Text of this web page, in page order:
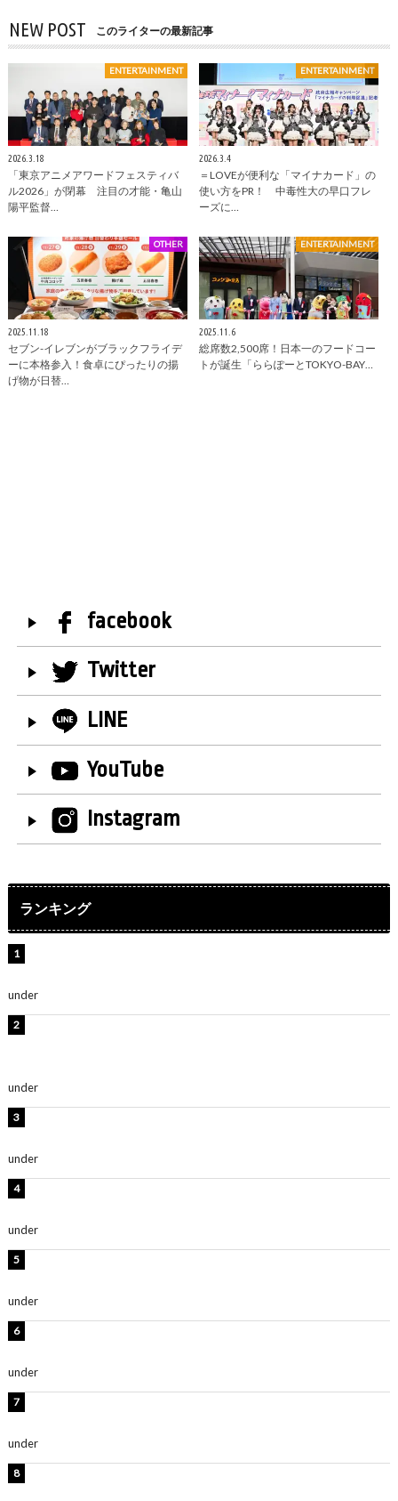
NEW POST このライターの最新記事
ENTERTAINMENT
2026.3.18
「東京アニメアワードフェスティバ
ル2026」が閉幕 注目の才能・亀山
陽平監督…
ENTERTAINMENT
2026.3.4
＝LOVEが便利な「マイナカード」の
使い方をPR！ 中毒性大の早口フレ
ーズに…
OTHER
2025.11.18
セブン-イレブンがブラックフライデ
ーに本格参入！食卓にぴったりの揚
げ物が日替…
ENTERTAINMENT
2025.11.6
総席数2,500席！日本一のフードコー
トが誕生「ららぽーとTOKYO-BAY…
facebook
Twitter
LINE
YouTube
Instagram
ランキング
under
under
under
under
under
under
under